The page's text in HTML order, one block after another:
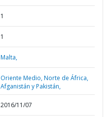
1
1
Malta,
Oriente Medio, Norte de África,
Afganistán y Pakistán,
2016/11/07